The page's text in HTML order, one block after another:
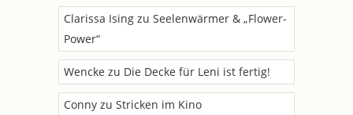
Clarissa Ising zu Seelenwärmer & „Flower-
Power“
Wencke zu Die Decke für Leni ist fertig!
Conny zu Stricken im Kino